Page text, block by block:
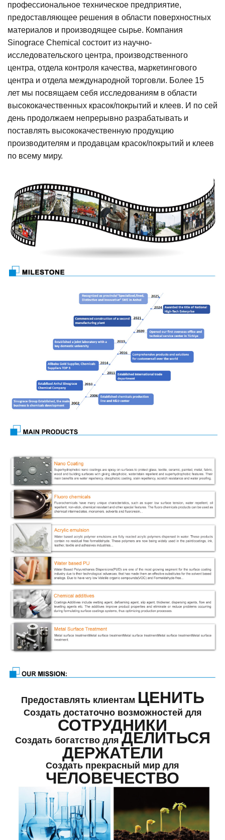
профессиональное техническое предприятие,
предоставляющее решения в области поверхностных
материалов и производящее сырье. Компания
Sinograce Chemical состоит из научно-
исследовательского центра, производственного
центра, отдела контроля качества, маркетингового
центра и отдела международной торговли. Более 15
лет мы посвящаем себя исследованиям в области
высококачественных красок/покрытий и клеев. И по сей
день продолжаем непрерывно разрабатывать и
поставлять высококачественную продукцию
производителям и продавцам красок/покрытий и клеев
по всему миру.
Предоставлять клиентам ЦЕНИТЬ
Создать достаточно возможностей для
СОТРУДНИКИ
Создать богатство для ДЕЛИТЬСЯ
ДЕРЖАТЕЛИ
Создать прекрасный мир для
ЧЕЛОВЕЧЕСТВО